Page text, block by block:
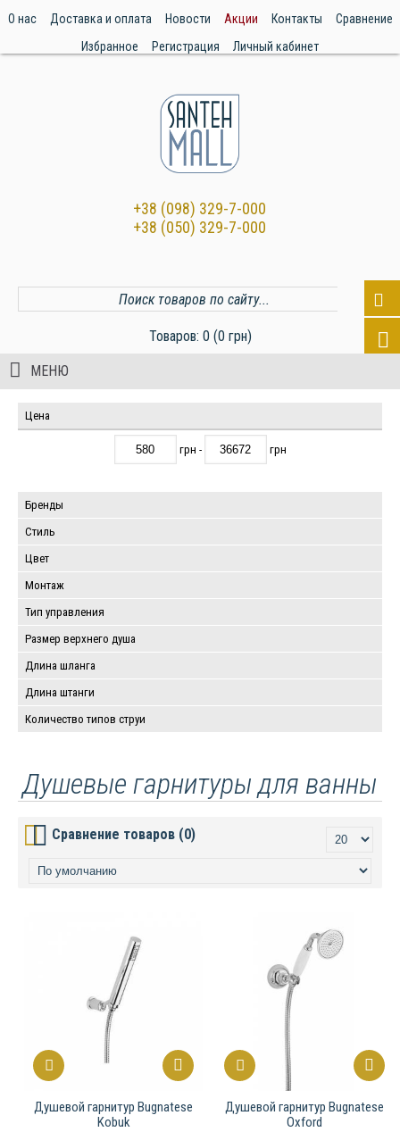
О нас Доставка и оплата Новости Акции Контакты
Сравнение
Избранное
Регистрация Личный кабинет
+38 (098) 329-7-000
+38 (050) 329-7-000
Товаров: 0 (0 грн)
МЕНЮ
Цена
грн - грн
Бренды
Стиль
Цвет
Монтаж
Тип управления
Размер верхнего душа
Длина шланга
Длина штанги
Количество типов струи
Душевые гарнитуры для ванны
Сравнение товаров (0)
Душевой гарнитур Bugnatese
Kobuk
Душевой гарнитур Bugnatese
Oxford